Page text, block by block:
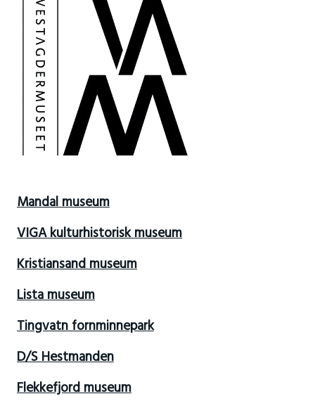
Mandal museum
VIGA kulturhistorisk museum
Kristiansand museum
Lista museum
Tingvatn fornminnepark
D/S Hestmanden
Flekkefjord museum